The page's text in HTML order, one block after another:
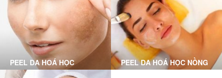
PEEL DA HOÁ HỌC
CHUYÊN SÂU LÀ GÌ?
PEEL DA HOÁ HỌC NỒNG
ĐỘ VỪA LÀ GÌ?